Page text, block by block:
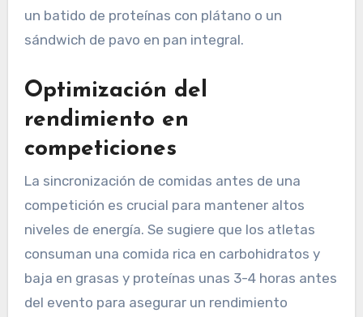
un batido de proteínas con plátano o un
sándwich de pavo en pan integral.
Optimización del
rendimiento en
competiciones
La sincronización de comidas antes de una
competición es crucial para mantener altos
niveles de energía. Se sugiere que los atletas
consuman una comida rica en carbohidratos y
baja en grasas y proteínas unas 3-4 horas antes
del evento para asegurar un rendimiento